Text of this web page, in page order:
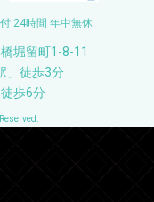
24時間 年中無休
堀留町1-8-11
」徒歩3分
歩6分